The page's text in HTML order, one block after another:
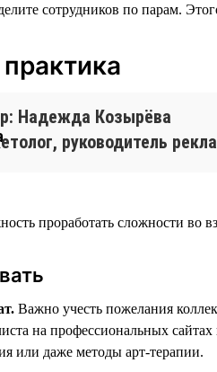
сотрудников по парам.
Надежда Козырёва
руководитель
проработать сложности во
Важно учесть пожелания
на профессиональных
или даже методы арт-терапии.